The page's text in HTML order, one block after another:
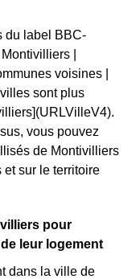
du label BBC-
|
voisines |
sont plus
vous pouvez
de Montivilliers
sur le territoire
pour
leur logement
dans la ville de